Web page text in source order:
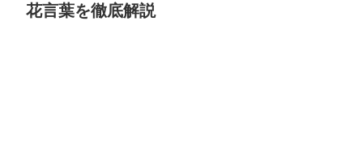
花言葉を徹底解説